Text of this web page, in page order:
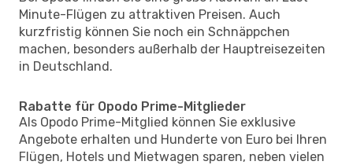
Minute-Flügen zu attraktiven Preisen. Auch
kurzfristig können Sie noch ein Schnäppchen
machen, besonders außerhalb der Hauptreisezeiten
in Deutschland.
Rabatte für Opodo Prime-Mitglieder
Als Opodo Prime-Mitglied können Sie exklusive
Angebote erhalten und Hunderte von Euro bei Ihren
Flügen, Hotels und Mietwagen sparen, neben vielen